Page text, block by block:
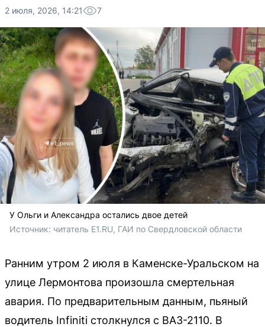
2 июля, 2026, 14:21 7
У Ольги и Александра остались двое детей
Источник: читатель Е1.RU, ГАИ по Свердловской области
Ранним утром 2 июля в Каменске-Уральском на
улице Лермонтова произошла смертельная
авария. По предварительным данным, пьяный
водитель Infiniti столкнулся с ВАЗ-2110. В